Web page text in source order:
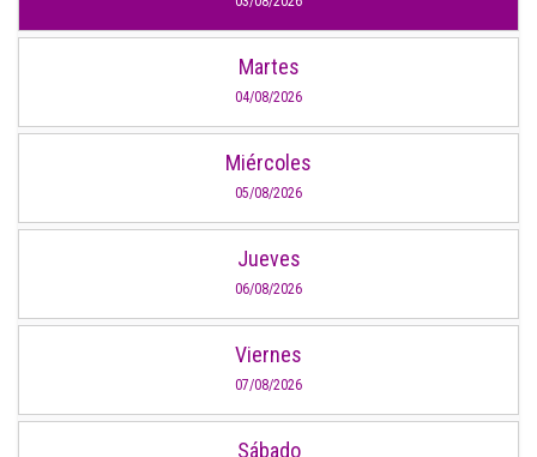
Martes
04/08/2026
Miércoles
05/08/2026
Jueves
06/08/2026
Viernes
07/08/2026
Sábado